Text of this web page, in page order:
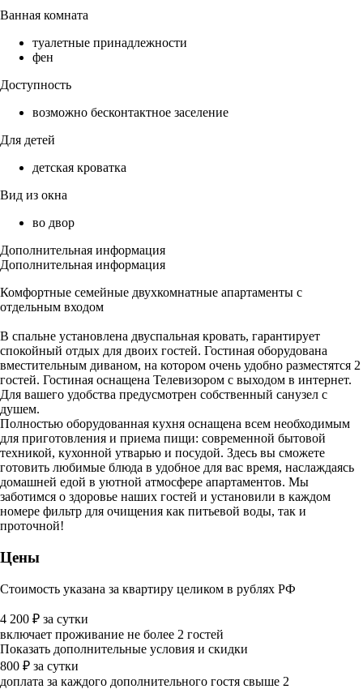
Ванная комната
туалетные принадлежности
фен
Доступность
возможно бесконтактное заселение
Для детей
детская кроватка
Вид из окна
во двор
Дополнительная информация
Дополнительная информация
Комфортные семейные двухкомнатные апартаменты с
отдельным входом
В спальне установлена двуспальная кровать, гарантирует
спокойный отдых для двоих гостей. Гостиная оборудована
вместительным диваном, на котором очень удобно разместятся 2
гостей. Гостиная оснащена Телевизором с выходом в интернет.
Для вашего удобства предусмотрен собственный санузел с
душем.
Полностью оборудованная кухня оснащена всем необходимым
для приготовления и приема пищи: современной бытовой
техникой, кухонной утварью и посудой. Здесь вы сможете
готовить любимые блюда в удобное для вас время, наслаждаясь
домашней едой в уютной атмосфере апартаментов. Мы
заботимся о здоровье наших гостей и установили в каждом
номере фильтр для очищения как питьевой воды, так и
проточной!
Цены
Стоимость указана за квартиру целиком в рублях РФ
4 200 ₽ за сутки
включает проживание не более 2 гостей
Показать дополнительные условия и скидки
800 ₽ за сутки
доплата за каждого дополнительного гостя свыше 2